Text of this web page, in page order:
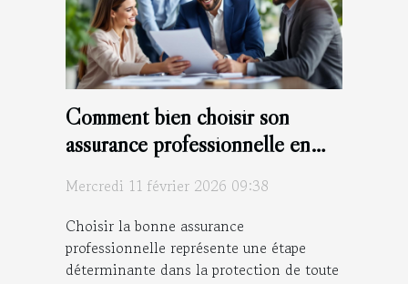
Comment bien choisir son
assurance professionnelle en
d'activité ?
Mercredi 11 février 2026 09:38
Choisir la bonne assurance
professionnelle représente une étape
déterminante dans la protection de toute